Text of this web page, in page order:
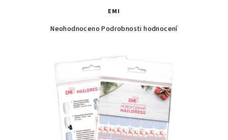
EMI
Průměrné
hvězdiček.
Neohodnoceno Podrobnosti hodnocení